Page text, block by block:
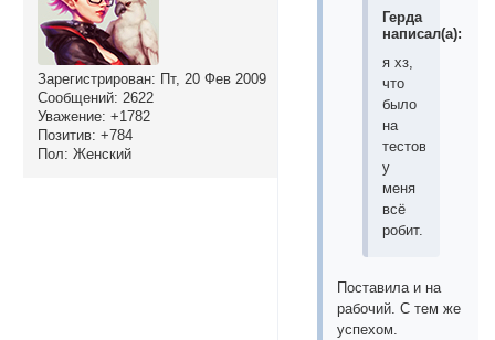
Зарегистрирован: Пт, 20 Фев 2009
Сообщений: 2622
Уважение: +1782
Позитив: +784
Пол: Женский
Герда
написал(а):
я хз,
что
было
на
тестовом,
у
меня
всё
робит.
Поставила и на
рабочий. С тем же
успехом.